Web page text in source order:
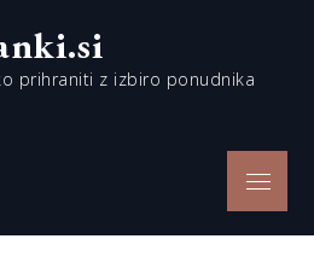
prihraniti z izbiro ponudnika
Menu